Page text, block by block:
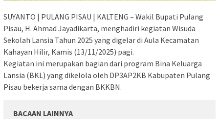
SUYANTO | PULANG PISAU | KALTENG – Wakil Bupati Pulang
Pisau, H. Ahmad Jayadikarta, menghadiri kegiatan Wisuda
Sekolah Lansia Tahun 2025 yang digelar di Aula Kecamatan
Kahayan Hilir, Kamis (13/11/2025) pagi.
Kegiatan ini merupakan bagian dari program Bina Keluarga
Lansia (BKL) yang dikelola oleh DP3AP2KB Kabupaten Pulang
Pisau bekerja sama dengan BKKBN.
BACAAN LAINNYA